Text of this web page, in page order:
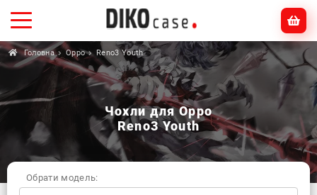
Головна Oppo Reno3 Youth
Чохли для Oppo
Reno3 Youth
Обрати модель: